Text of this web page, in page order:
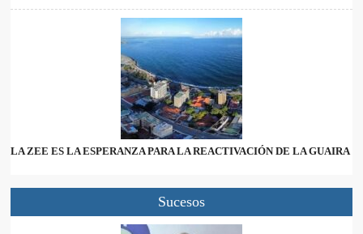
LA ZEE ES LA ESPERANZA PARA LA REACTIVACIÓN DE LA GUAIRA
Sucesos